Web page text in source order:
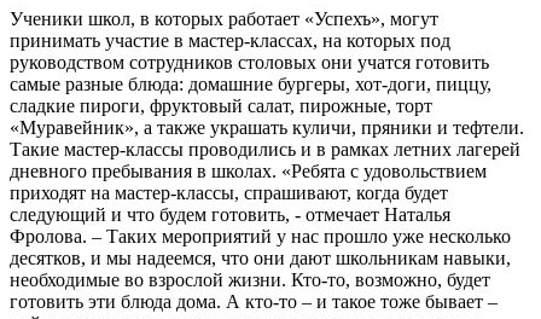
Ученики школ, в которых работает «Успехъ», могут
принимать участие в мастер-классах, на которых под
руководством сотрудников столовых они учатся готовить
самые разные блюда: домашние бургеры, хот-доги, пиццу,
сладкие пироги, фруктовый салат, пирожные, торт
«Муравейник», а также украшать куличи, пряники и тефтели.
Такие мастер-классы проводились и в рамках летних лагерей
дневного пребывания в школах. «Ребята с удовольствием
приходят на мастер-классы, спрашивают, когда будет
следующий и что будем готовить, - отмечает Наталья
Фролова. – Таких мероприятий у нас прошло уже несколько
десятков, и мы надеемся, что они дают школьникам навыки,
необходимые во взрослой жизни. Кто-то, возможно, будет
готовить эти блюда дома. А кто-то – и такое тоже бывает –